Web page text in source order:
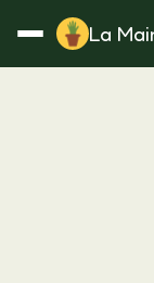
La